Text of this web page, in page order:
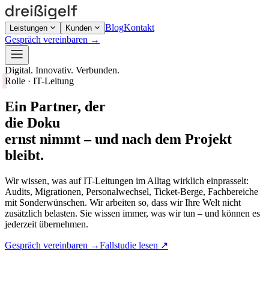
Leistungen Kunden BlogKontakt
Gespräch vereinbaren →
Digital. Innovativ. Verbunden.
Rolle · IT-Leitung
Ein Partner, der
die Doku
ernst nimmt – und nach dem Projekt
bleibt.
Wir wissen, was auf IT-Leitungen im Alltag wirklich einprasselt:
Audits, Migrationen, Personalwechsel, Ticket-Berge, Fachbereiche
mit Sonderwünschen. Wir arbeiten so, dass wir Ihre Welt nicht
zusätzlich belasten. Sie wissen immer, was wir tun – und können es
jederzeit übernehmen.
Gespräch vereinbaren →Fallstudie lesen ↗